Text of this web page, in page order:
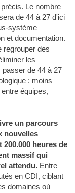
Le nombre
de 44 à 27 d'ici
système
et documentation.
regrouper des
les
passer de 44 à 27
: moins
équipes,
un parcours
nouvelles
heures de
massif qui
attendu. Entre
en CDI, ciblant
domaines où